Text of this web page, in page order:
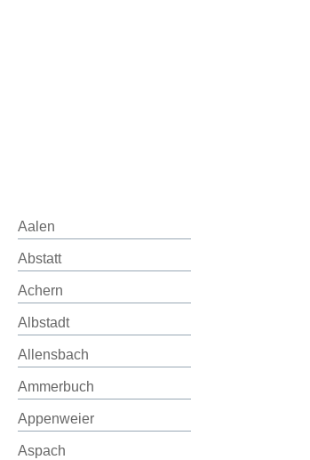
Aalen
Abstatt
Achern
Albstadt
Allensbach
Ammerbuch
Appenweier
Aspach